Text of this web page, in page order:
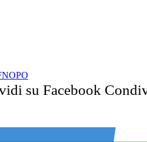
su Facebook